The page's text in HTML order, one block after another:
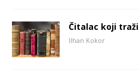
Čitalac koji
Ilhan Kokor